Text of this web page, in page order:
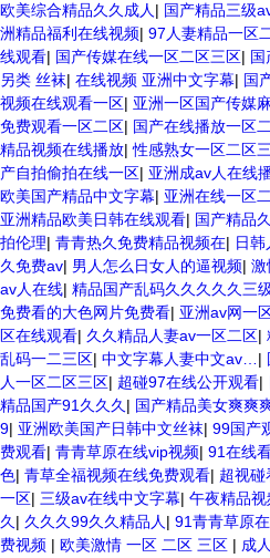
欧美综合精品久久成人 | 国产精品三级
洲精品福利在线视频| 97人妻精品一区
线观看| 国产传媒在线一区二区三区| 国
另类 丝袜| 在线视频 亚洲中文字幕| 国
视频在线观看一区| 亚洲一区国产传媒
免费观看一区二区| 国产在线播放一区
精品视频在线播放|性感熟女一区二区
产自拍偷拍在线一区| 亚洲成av人在线
欧美国产精品中文字幕| 亚洲在线一区
亚洲精品欧美日韩在线观看| 国产精品
拍伦理| 青青热久免费精品视频在| 日
久免费av| 男人怎么日女人的逼视频| 激
av人在线| 精品国产乱码久久久久久三
免费看的大色网片免费看| 亚洲av网一
区在线观看| 久久精品人妻av一区二区|
乱码一二三区| 中文字幕人妻中文av… |
人一区二区三区| 超碰97在线公开观看|
精品国产91久久久 | 国产精品美女爽爽
9| 亚洲欧美国产日韩中文丝袜| 99国产
费观看| 青青草原在线vip视频| 91在线
色| 青草全福视频在线免费观看| 超视
一区| 三级av在线中文字幕| 午夜精品
久 | 久久久99久久精品人 | 91青青草原
费视频 | 欧美激情 一区 二区 三区 | 成